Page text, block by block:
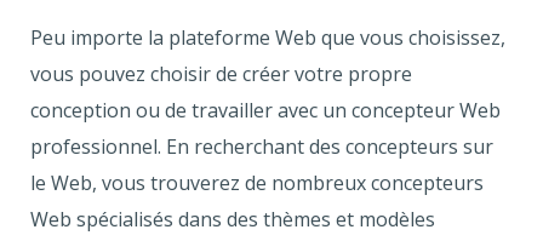
Peu importe la plateforme Web que vous choisissez,
vous pouvez choisir de créer votre propre
conception ou de travailler avec un concepteur Web
professionnel. En recherchant des concepteurs sur
le Web, vous trouverez de nombreux concepteurs
Web spécialisés dans des thèmes et modèles